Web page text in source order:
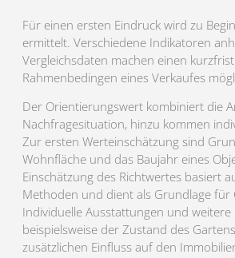
Für einen ersten Eindruck wird zu
ermittelt. Verschiedene Indikatoren
Vergleichsdaten machen einen
Rahmenbedingen eines Verkaufes
Der Orientierungswert kombiniert die
Nachfragesituation, hinzu kommen
Zur ersten Werteinschätzung sind
Wohnfläche und das Baujahr eines
Einschätzung des Richtwertes basiert
Methoden und dient als Grundlage für
Individuelle Ausstattungen und weitere
beispielsweise der Zustand des
zusätzlichen Einfluss auf den